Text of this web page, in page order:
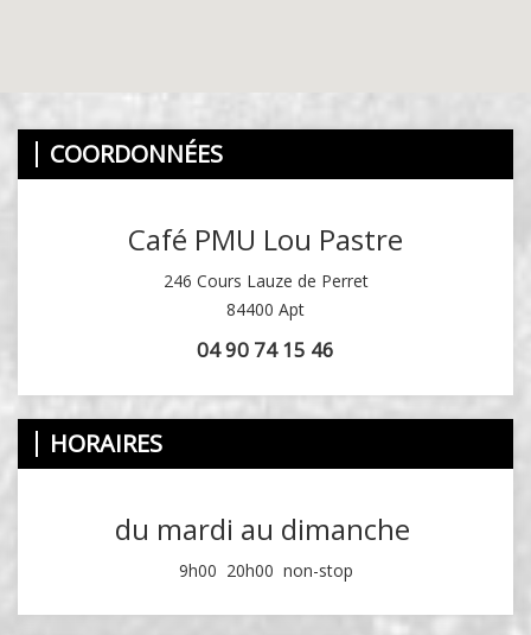
COORDONNÉES
Café PMU Lou Pastre
246 Cours Lauze de Perret
84400 Apt
04 90 74 15 46
HORAIRES
du mardi au dimanche
9h00 20h00 non-stop